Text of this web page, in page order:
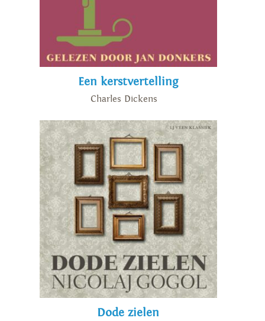
Een kerstvertelling
Charles Dickens
Dode zielen